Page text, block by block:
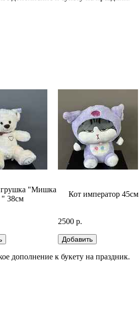
"Мишка
" 38см
Кот император 45см
2500 р.
дополнение к букету на праздник.